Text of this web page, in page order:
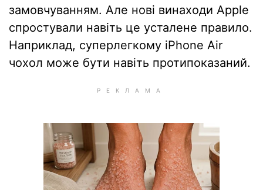
замовчуванням. Але нові винаходи Apple
спростували навіть це усталене правило.
Наприклад, суперлегкому iPhone Air
чохол може бути навіть протипоказаний.